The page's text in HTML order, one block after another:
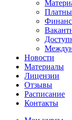
Новости
Материалы
Лицензии
Отзывы
Расписание
Контакты